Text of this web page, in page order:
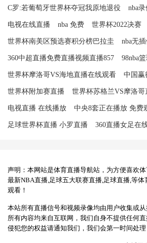
C罗:若葡萄牙世界杯夺冠我原地退役 nba
电视在线直播 nba 免费 世界杯2022决赛
世界杯南美区预选赛积分榜巴拉圭 nba无
360中超直播免费直播视频直播857 98nba
世界杯摩洛哥VS海地直播在线观看 中国赢
世界杯附加赛直播 世界杯苏格兰VS摩洛
电视直播 在线播放 中央8套正在播放 免费
足球世界杯直播 小罗直播 360直播女足在
声明：本网站是体育直播导航站，为方便喜欢
最新NBA直播,足球五大联赛直播,足球直播,等
观看！
本站所有直播信号和视频录像均由用户收集或
所有内容均来自互联网，我们自身不提供任何
侵犯您的权益请通知我们，我们会第一时间处理